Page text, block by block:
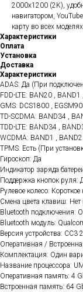
2000х1200 (2K),
навигатором,
карту во всех
Характеристики
Оплата
Установка
Доставка
Характеристики
ADAS: Да (При
FDD-LTE: BAN20 ,
GMS: DCS1800 ,
TD-SCDMA: BAND34 ,
TDD-LTE: BAND34 ,
WCDMA: BAND1 ,
TPMS: Есть (При
Гироскоп: Да
Индикатор заряда
Поддержка кнопок руля:
Рулевое колесо:
Смена цвета клавиш:
Bluetooth подключения:
Bluetooth модуль:
Версия устройства: CC3
Оперативная /
Комплектация: Один
Название процессора:
Оперативная память: 4
Встроенная память: 64